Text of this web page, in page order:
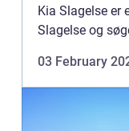
Kia Slagelse er
Slagelse og
03 February